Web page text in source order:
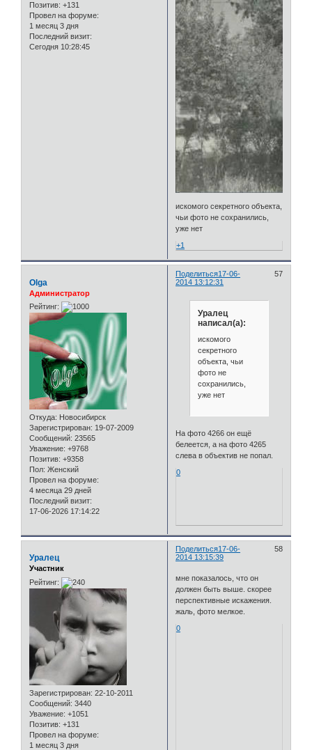
Позитив: +131
Провел на форуме:
1 месяц 3 дня
Последний визит:
Сегодня 10:28:45
искомого секретного объекта,
чьи фото не сохранились,
уже нет
+1
Поделиться 57
17-06-
2014 13:12:31
Olga
Администратор
Рейтинг:
Откуда: Новосибирск
Зарегистрирован: 19-07-2009
Сообщений: 23565
Уважение: +9768
Позитив: +9358
Пол: Женский
Провел на форуме:
4 месяца 29 дней
Последний визит:
17-06-2026 17:14:22
Уралец
написал(а):
искомого
секретного
объекта, чьи
фото не
сохранились,
уже нет
На фото 4266 он ещё
белеется, а на фото 4265
слева в объектив не попал.
0
Поделиться 58
17-06-
2014 13:15:39
Уралец
Участник
Рейтинг:
Зарегистрирован: 22-10-2011
Сообщений: 3440
Уважение: +1051
Позитив: +131
Провел на форуме:
1 месяц 3 дня
мне показалось, что он
должен быть выше. скорее
перспективные искажения.
жаль, фото мелкое.
0